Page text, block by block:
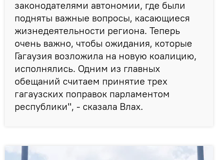
законодателями автономии, где были
подняты важные вопросы, касающиеся
жизнедеятельности региона. Теперь
очень важно, чтобы ожидания, которые
Гагаузия возложила на новую коалицию,
исполнялись. Одним из главных
обещаний считаем принятие трех
гагаузских поправок парламентом
республики", - сказала Влах.